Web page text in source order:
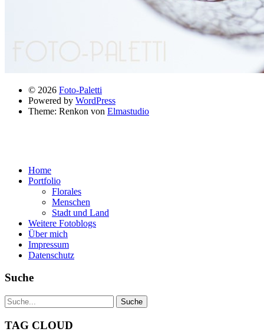
© 2026 Foto-Paletti
Powered by WordPress
Theme: Renkon von Elmastudio
Home
Portfolio
Florales
Menschen
Stadt und Land
Weitere Fotoblogs
Über mich
Impressum
Datenschutz
Suche
TAG CLOUD